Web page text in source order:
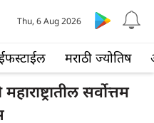
मराठी ज्योतिष
Thu, 6 Aug 2026
सर्वोत्तम